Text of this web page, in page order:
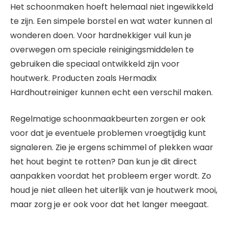
Het schoonmaken hoeft helemaal niet ingewikkeld
te zijn. Een simpele borstel en wat water kunnen al
wonderen doen. Voor hardnekkiger vuil kun je
overwegen om speciale reinigingsmiddelen te
gebruiken die speciaal ontwikkeld zijn voor
houtwerk. Producten zoals Hermadix
Hardhoutreiniger kunnen echt een verschil maken.
Regelmatige schoonmaakbeurten zorgen er ook
voor dat je eventuele problemen vroegtijdig kunt
signaleren. Zie je ergens schimmel of plekken waar
het hout begint te rotten? Dan kun je dit direct
aanpakken voordat het probleem erger wordt. Zo
houd je niet alleen het uiterlijk van je houtwerk mooi,
maar zorg je er ook voor dat het langer meegaat.